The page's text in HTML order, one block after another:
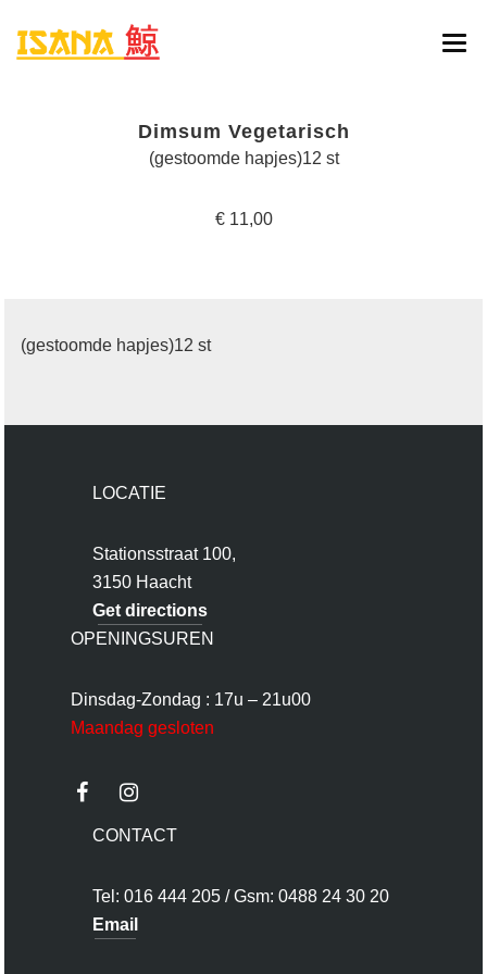
ONLINE BESTELLEN
Dimsum Vegetarisch
(gestoomde hapjes)12 st
€ 11,00
(gestoomde hapjes)12 st
LOCATIE
Stationsstraat 100,
3150 Haacht
Get directions
OPENINGSUREN
Dinsdag-Zondag : 17u – 21u00
Maandag gesloten
CONTACT
Tel: 016 444 205 / Gsm: 0488 24 30 20
Email